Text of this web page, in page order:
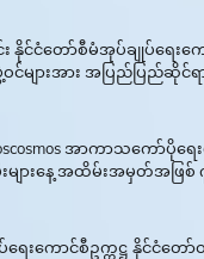
င်ငံတော်စီမံအုပ်ချုပ်ရေးကေ
ျားအား အပြည်ပြည်ဆိုင်ရ
အာကာသကော်ပိုရေ
ျားနေ့ အထိမ်းအမှတ်အဖြစ်
ေးကောင်စီဥက္ကဋ္ဌ နိုင်ငံတ